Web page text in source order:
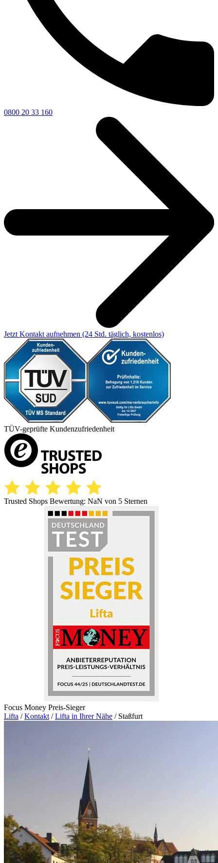
0800 20 33 160
Jetzt Kontakt aufnehmen (24 Std. täglich, kostenlos)
TÜV-geprüfte Kundenzufriedenheit
Trusted Shops Bewertung: NaN von 5 Sternen
Focus Money Preis-Sieger
Lifta / Kontakt / Lifta in Ihrer Nähe / Staßfurt